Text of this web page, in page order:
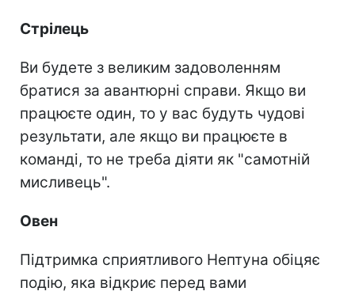
Стрілець
Ви будете з великим задоволенням
братися за авантюрні справи. Якщо ви
працюєте один, то у вас будуть чудові
результати, але якщо ви працюєте в
команді, то не треба діяти як "самотній
мисливець".
Овен
Підтримка сприятливого Нептуна обіцяє
подію, яка відкриє перед вами